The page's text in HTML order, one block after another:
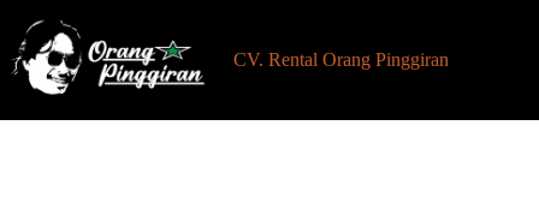
content
CV. Rental Orang Pinggiran